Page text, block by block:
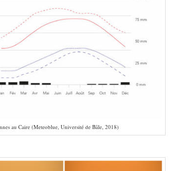
au Caire (Meteoblue, Université de Bâle, 2018)